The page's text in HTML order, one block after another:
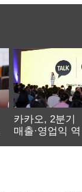
카카오, 2분기
매출·영업익 역